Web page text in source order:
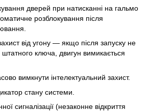
дверей при натисканні на гальмо
розблокування після
від угону — якщо після запуску не
ключа, двигун вимикається
вимкнути інтелектуальний захист.
стану системи.
сигналізації (незаконне відкриття